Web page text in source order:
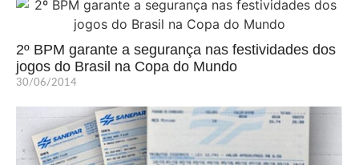
2º BPM garante a segurança nas festividades dos
jogos do Brasil na Copa do Mundo
30/06/2014